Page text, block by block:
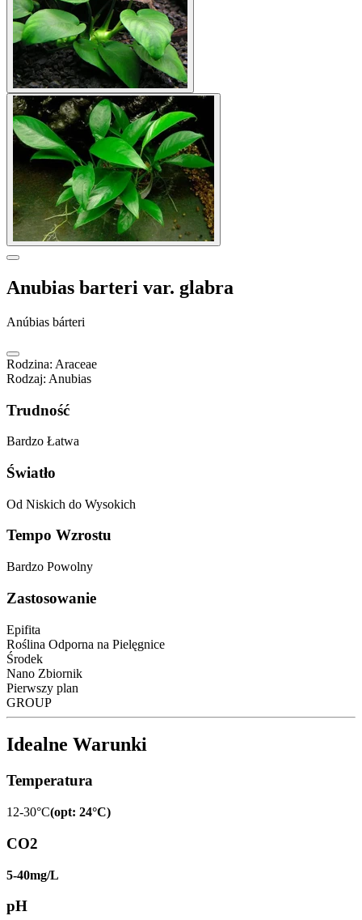
Anubias barteri var. glabra
Anúbias bárteri
Rodzina: Araceae
Rodzaj: Anubias
Trudność
Bardzo Łatwa
Światło
Od Niskich do Wysokich
Tempo Wzrostu
Bardzo Powolny
Zastosowanie
Epifita
Roślina Odporna na Pielęgnice
Środek
Nano Zbiornik
Pierwszy plan
GROUP
Idealne Warunki
Temperatura
12-30°C(opt: 24°C)
CO2
5-40mg/L
pH